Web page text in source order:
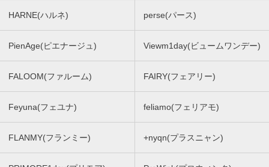
HARNE(ハルネ) perse(パース)
PienAge(ピエナージュ) Viewm1day(ビュームワンデー)
FALOOM(ファルーム) FAIRY(フェアリー)
Feyuna(フェユナ) feliamo(フェリアモ)
FLANMY(フランミー) +nyqn(プラスニャン)